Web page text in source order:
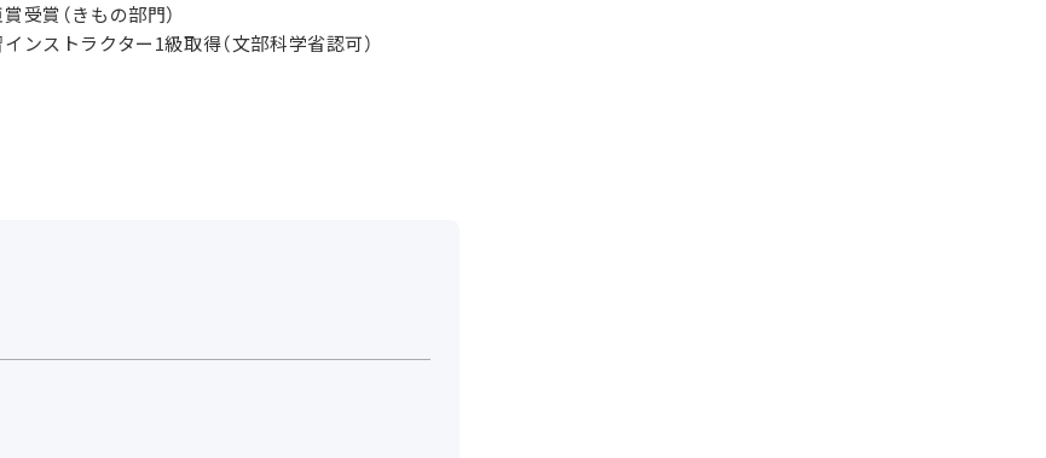
賞（きもの部門）
ンストラクター1級取得（文部科学省認可）